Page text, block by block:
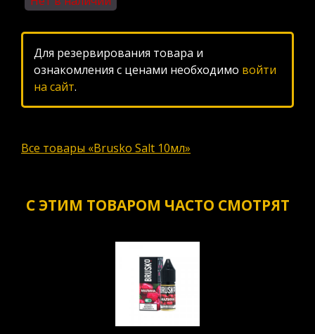
Для резервирования товара и
ознакомления с ценами необходимо войти
на сайт.
Все товары «Brusko Salt 10мл»
С ЭТИМ ТОВАРОМ ЧАСТО СМОТРЯТ